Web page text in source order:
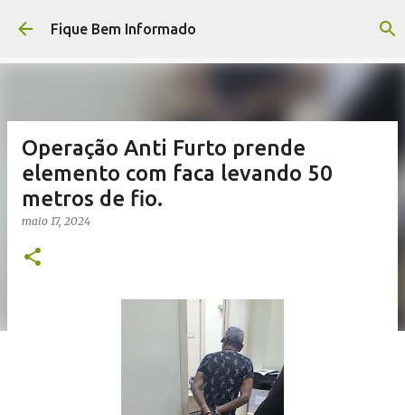
Pular para o conteúdo principal
Fique Bem Informado
Operação Anti Furto prende
elemento com faca levando 50
metros de fio.
maio 17, 2024